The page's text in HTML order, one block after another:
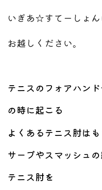
いぎあ☆すてーしょん
お越しください。
テニスのフォアハン
の時に起こる
よくあるテニス肘は
サーブやスマッシュ
テニス肘を